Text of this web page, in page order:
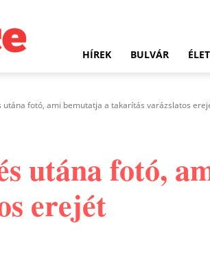
HÍREK BULVÁR
utána fotó, ami bemutatja a takarítás varázslatos
utána fotó,
erejét